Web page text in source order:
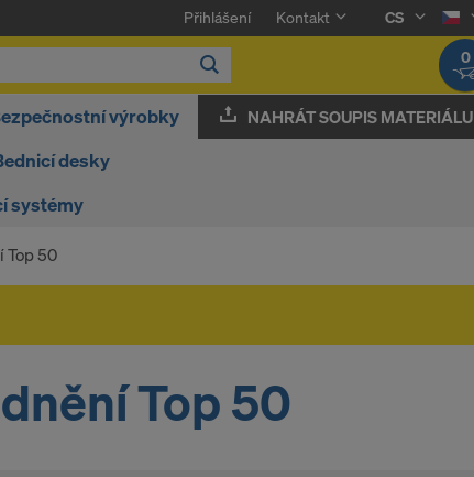
Přihlášení Kontakt
CS
0
výrobky
desky
systémy
NAHRÁT SOUPIS MATERIÁLU
Top 50
Top 50